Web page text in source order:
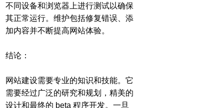
不同设备和浏览器上进行测试以确保
其正常运行。维护包括修复错误、添
加内容并不断提高网站体验。
结论：
网站建设需要专业的知识和技能。它
需要经过广泛的研究和规划，精美的
设计和最终的 beta 程序开发。一旦